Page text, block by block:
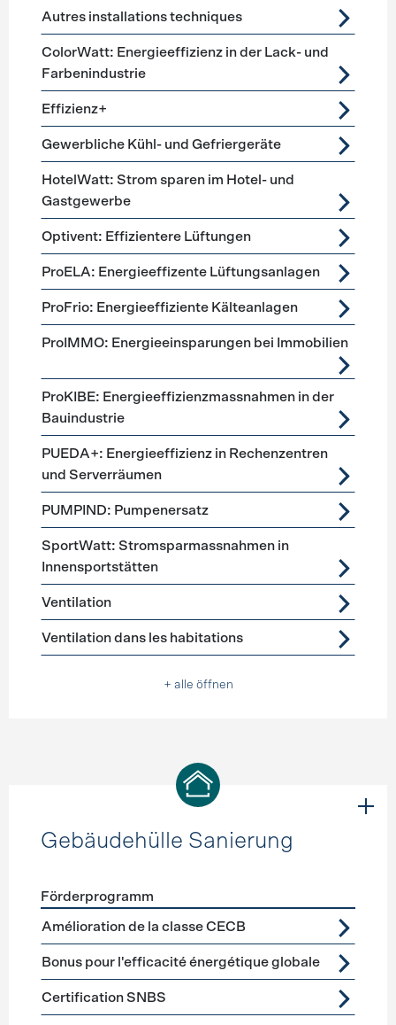
Autres installations techniques
ColorWatt: Energieeffizienz in der Lack- und
Farbenindustrie
Effizienz+
Gewerbliche Kühl- und Gefriergeräte
HotelWatt: Strom sparen im Hotel- und
Gastgewerbe
Optivent: Effizientere Lüftungen
ProELA: Energieeffizente Lüftungsanlagen
ProFrio: Energieeffiziente Kälteanlagen
ProIMMO: Energieeinsparungen bei Immobilien
ProKIBE: Energieeffizienzmassnahmen in der
Bauindustrie
PUEDA+: Energieeffizienz in Rechenzentren
und Serverräumen
PUMPIND: Pumpenersatz
SportWatt: Stromsparmassnahmen in
Innensportstätten
Ventilation
Ventilation dans les habitations
+ alle öffnen
Gebäudehülle Sanierung
Förderprogramme Gebäudehülle Sanierung
Förderprogramm
Amélioration de la classe CECB
Bonus pour l'efficacité énergétique globale
Certification SNBS